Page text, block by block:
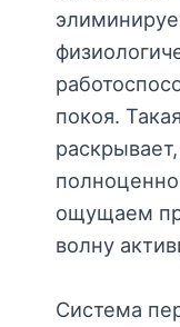
покоя.
ощущаем
волну
Система